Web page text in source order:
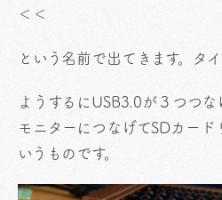
＜＜
という名前で出てきます。タイ
ようするにUSB3.0が３つつ
モニターにつなげてSDカード
いうものです。